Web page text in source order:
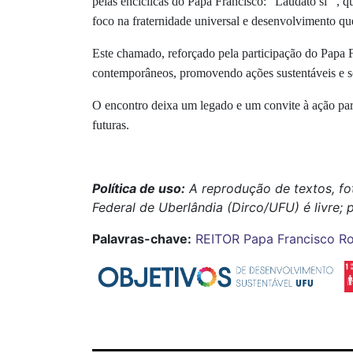
foco na fraternidade universal e desenvolvimento
Este chamado, reforçado pela participação do
contemporâneos, promovendo ações sustentáveis e
O encontro deixa um legado e um convite à ação
futuras.
Política de uso: A reprodução de textos,
Federal de Uberlândia (Dirco/UFU) é
Palavras-chave: REITOR Papa Francisco